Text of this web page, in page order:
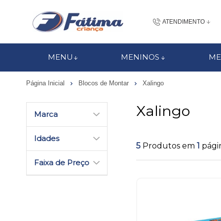
ATENDIMENTO
MENU MENINOS
Página Inicial Blocos de Montar Xalingo
Marca
Idades
Faixa de Preço
Xalingo
5 Produtos em 1